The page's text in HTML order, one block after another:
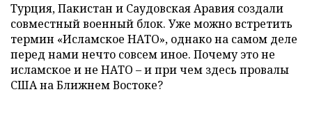
Турция, Пакистан и Саудовская Аравия создали
совместный военный блок. Уже можно встретить
термин «Исламское НАТО», однако на самом деле
перед нами нечто совсем иное. Почему это не
исламское и не НАТО – и при чем здесь провалы
США на Ближнем Востоке?